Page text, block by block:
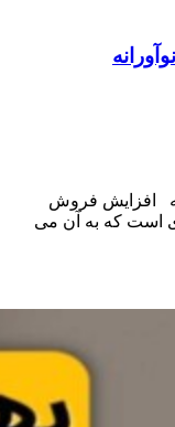
افزایش فروش
ای است که به آن می